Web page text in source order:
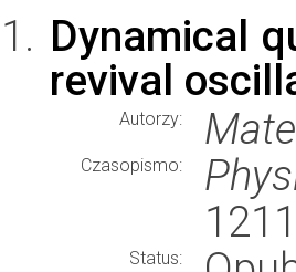
Dynamical
revival
Autorzy:
Czasopismo:
Status: